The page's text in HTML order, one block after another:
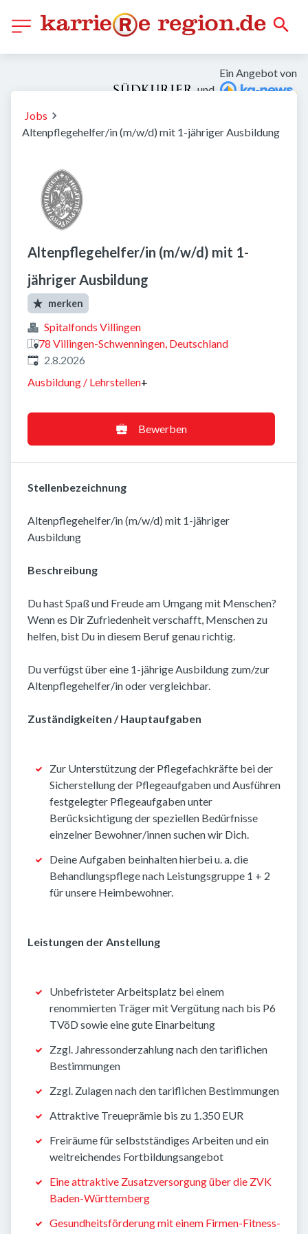
Ein Angebot von
und
Jobs
Altenpflegehelfer/in (m/w/d) mit 1-jähriger Ausbildung
Altenpflegehelfer/in (m/w/d) mit 1-
jähriger Ausbildung
merken
Spitalfonds Villingen
78 Villingen-Schwenningen, Deutschland
Veröffentlicht
2.8.2026
Ausbildung / Lehrstellen+
Bewerben
Stellenbezeichnung
Altenpflegehelfer/in (m/w/d) mit 1-jähriger
Ausbildung
Beschreibung
Du hast Spaß und Freude am Umgang mit Menschen?
Wenn es Dir Zufriedenheit verschafft, Menschen zu
helfen, bist Du in diesem Beruf genau richtig.
Du verfügst über eine 1-jährige Ausbildung zum/zur
Altenpflegehelfer/in oder vergleichbar.
Zuständigkeiten / Hauptaufgaben
Zur Unterstützung der Pflegefachkräfte bei der
Sicherstellung der Pflegeaufgaben und Ausführen
festgelegter Pflegeaufgaben unter
Berücksichtigung der speziellen Bedürfnisse
einzelner Bewohner/innen suchen wir Dich.
Deine Aufgaben beinhalten hierbei u. a. die
Behandlungspflege nach Leistungsgruppe 1 + 2
für unsere Heimbewohner.
Leistungen der Anstellung
Unbefristeter Arbeitsplatz bei einem
renommierten Träger mit Vergütung nach bis P6
TVöD sowie eine gute Einarbeitung
Zzgl. Jahressonderzahlung nach den tariflichen
Bestimmungen
Zzgl. Zulagen nach den tariflichen Bestimmungen
Attraktive Treueprämie bis zu 1.350 EUR
Freiräume für selbstständiges Arbeiten und ein
weitreichendes Fortbildungsangebot
Eine attraktive Zusatzversorgung über die ZVK
Baden-Württemberg
Gesundheitsförderung mit einem Firmen-Fitness-